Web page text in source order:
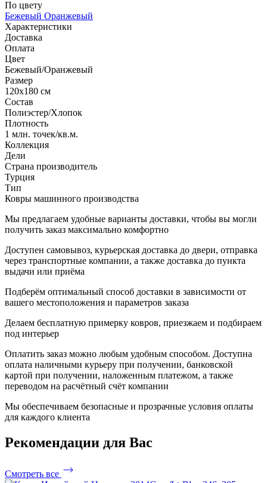
По цвету
Бежевый Оранжевый
Характеристики
Доставка
Оплата
Цвет
Бежевый/Оранжевый
Размер
120x180 см
Состав
Полиэстер/Хлопок
Плотность
1 млн. точек/кв.м.
Коллекция
Дели
Страна производитель
Турция
Тип
Ковры машинного производства
Мы предлагаем удобные варианты доставки, чтобы вы могли
получить заказ максимально комфортно
Доступен самовывоз, курьерская доставка до двери, отправка
через транспортные компании, а также доставка до пункта
выдачи или приёма
Подберём оптимальный способ доставки в зависимости от
вашего местоположения и параметров заказа
Делаем бесплатную примерку ковров, приезжаем и подбираем
под интерьер
Оплатить заказ можно любым удобным способом. Доступна
оплата наличными курьеру при получении, банковской
картой при получении, наложенным платежом, а также
переводом на расчётный счёт компании
Мы обеспечиваем безопасные и прозрачные условия оплаты
для каждого клиента
Рекомендации для Вас
Смотреть все